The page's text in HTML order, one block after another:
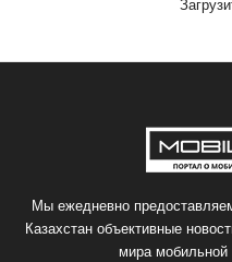
Мы ежедневно
Казахстан объективные
мира мобильной